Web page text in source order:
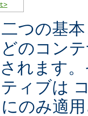
つの基
のコン
れます
ィブは
のみ適